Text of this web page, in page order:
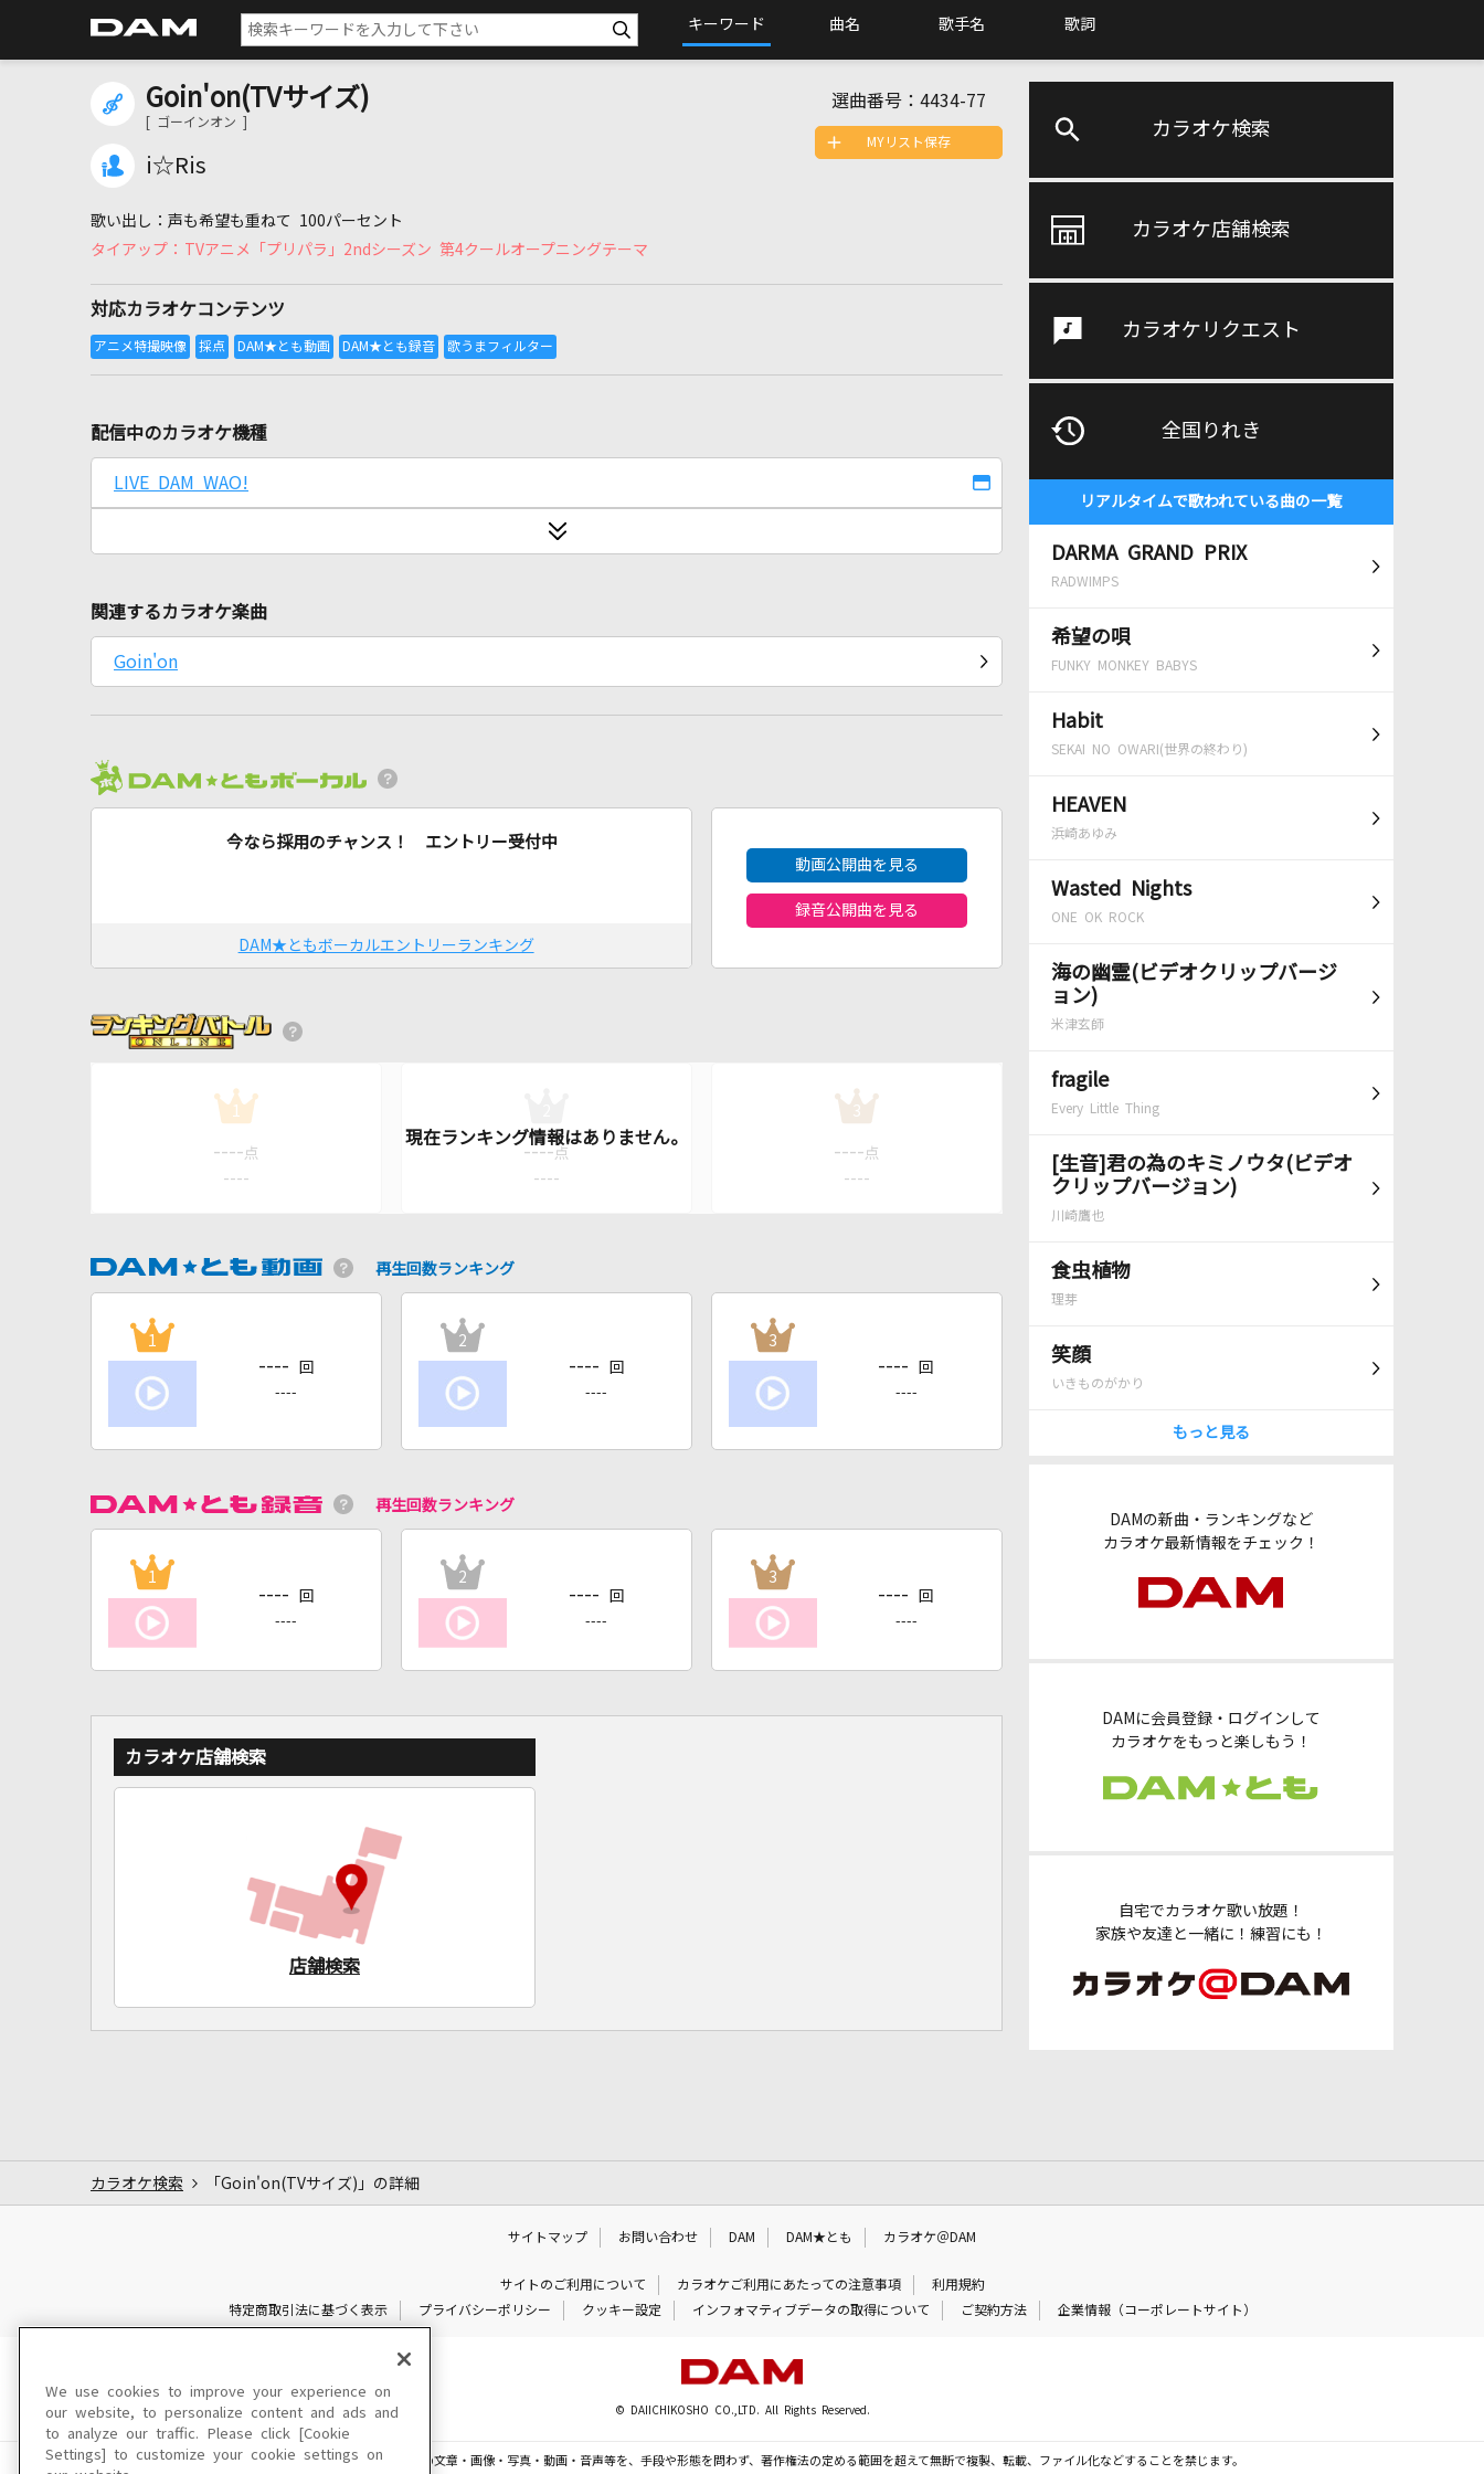
キーワード 曲名 歌手名 歌詞
カラオケ検索
カラオケ店舗検索
カラオケリクエスト
全国りれき
リアルタイムで歌われている曲の一覧
DARMA GRAND PRIX
RADWIMPS
希望の唄
FUNKY MONKEY BABYS
Habit
SEKAI NO OWARI(世界の終わり)
HEAVEN
浜崎あゆみ
Wasted Nights
ONE OK ROCK
海の幽霊(ビデオクリップバージ
ョン)
米津玄師
fragile
Every Little Thing
[生音]君の為のキミノウタ(ビデオ
クリップバージョン)
川崎鷹也
食虫植物
理芽
笑顔
いきものがかり
もっと見る
DAMの新曲・ランキングなど
カラオケ最新情報をチェック！
DAMに会員登録・ログインして
カラオケをもっと楽しもう！
自宅でカラオケ歌い放題！
家族や友達と一緒に！練習にも！
Goin'on(TVサイズ)
[ ゴーインオン ]
i☆Ris
選曲番号： 4434-77
声も希望も重ねて 100パーセント
TVアニメ「プリパラ」2ndシーズン 第4クールオープニングテーマ
対応カラオケコンテンツ
MYリスト保存
配信中のカラオケ機種
LIVE DAM WAO!
関連するカラオケ楽曲
Goin'on
今なら採用のチャンス！ エントリー受付中
DAM★ともボーカルエントリーランキング
動画公開曲を見る
録音公開曲を見る
1
---- 点
----
---- 点
----
3
---- 点
----
再生回数ランキング
1
---- 回
----
2
---- 回
----
3
---- 回
----
再生回数ランキング
1
---- 回
----
2
---- 回
----
3
---- 回
----
カラオケ店舗検索
店舗検索
カラオケ検索 「Goin'on(TVサイズ)」の詳細
サイトマップ お問い合わせ DAM DAM★とも カラオケ＠DAM
サイトのご利用について カラオケご利用にあたっての注意事項
利用規約
特定商取引法に基づく表示
プライバシーポリシー クッキー設定 インフォマティブデータの取得について ご契約方法 企業情報（コーポレートサイト）
© DAIICHIKOSHO CO.,LTD. All Rights Reserved.
このサイトに掲載されている一切の文章・画像・写真・動画・音声等を、手段や形態を問わず、著作権法の定める範囲を超えて無断で複製、転載、ファイル化などすることを禁じます。
We use cookies to improve your experience on
our website, to personalize content and ads and
to analyze our traffic. Please click [Cookie
Settings] to customize your cookie settings on